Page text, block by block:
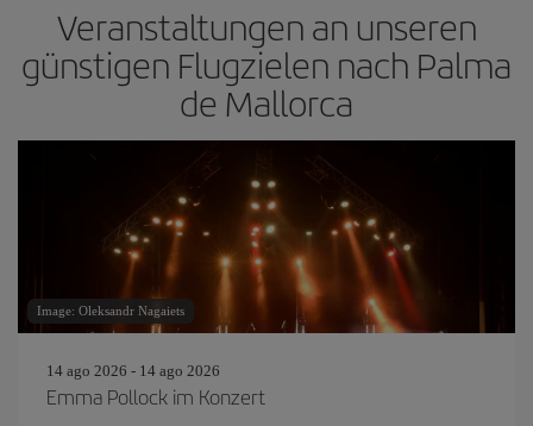
Veranstaltungen an unseren
günstigen Flugzielen nach Palma
de Mallorca
Image: Oleksandr Nagaiets
14 ago 2026 - 14 ago 2026
Emma Pollock im Konzert